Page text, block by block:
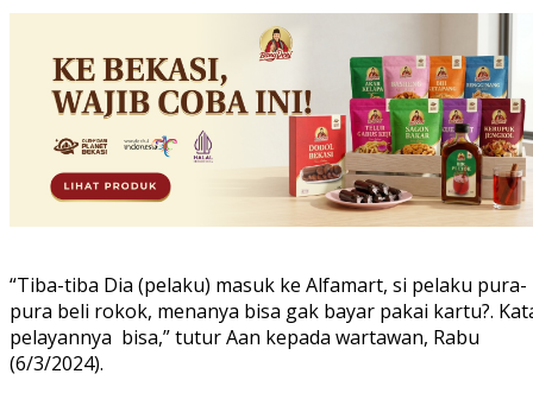
“Tiba-tiba Dia (pelaku) masuk ke Alfamart, si pelaku pura-
pura beli rokok, menanya bisa gak bayar pakai kartu?.
pelayannya bisa,” tutur Aan kepada wartawan, Rabu
(6/3/2024).